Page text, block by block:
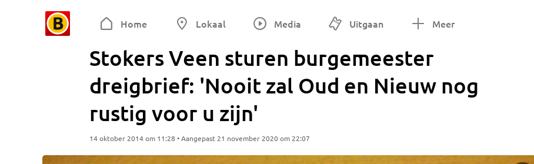
Home Lokaal Media Uitgaan Meer
Stokers Veen sturen burgemeester
dreigbrief: 'Nooit zal Oud en Nieuw nog
rustig voor u zijn'
14 oktober 2014 om 11:28 • Aangepast 21 november 2020 om 22:07